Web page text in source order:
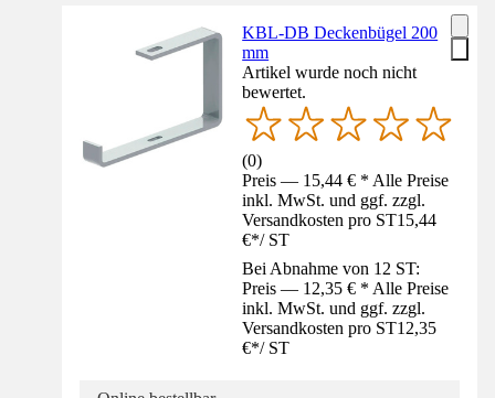
KBL-DB Deckenbügel 200
mm
Artikel wurde noch nicht
bewertet.
(0)
Preis — 15,44 € * Alle Preise
inkl. MwSt. und ggf. zzgl.
Versandkosten pro ST15,44
€*/ ST
Bei Abnahme von 12 ST:
Preis — 12,35 € * Alle Preise
inkl. MwSt. und ggf. zzgl.
Versandkosten pro ST12,35
€*/ ST